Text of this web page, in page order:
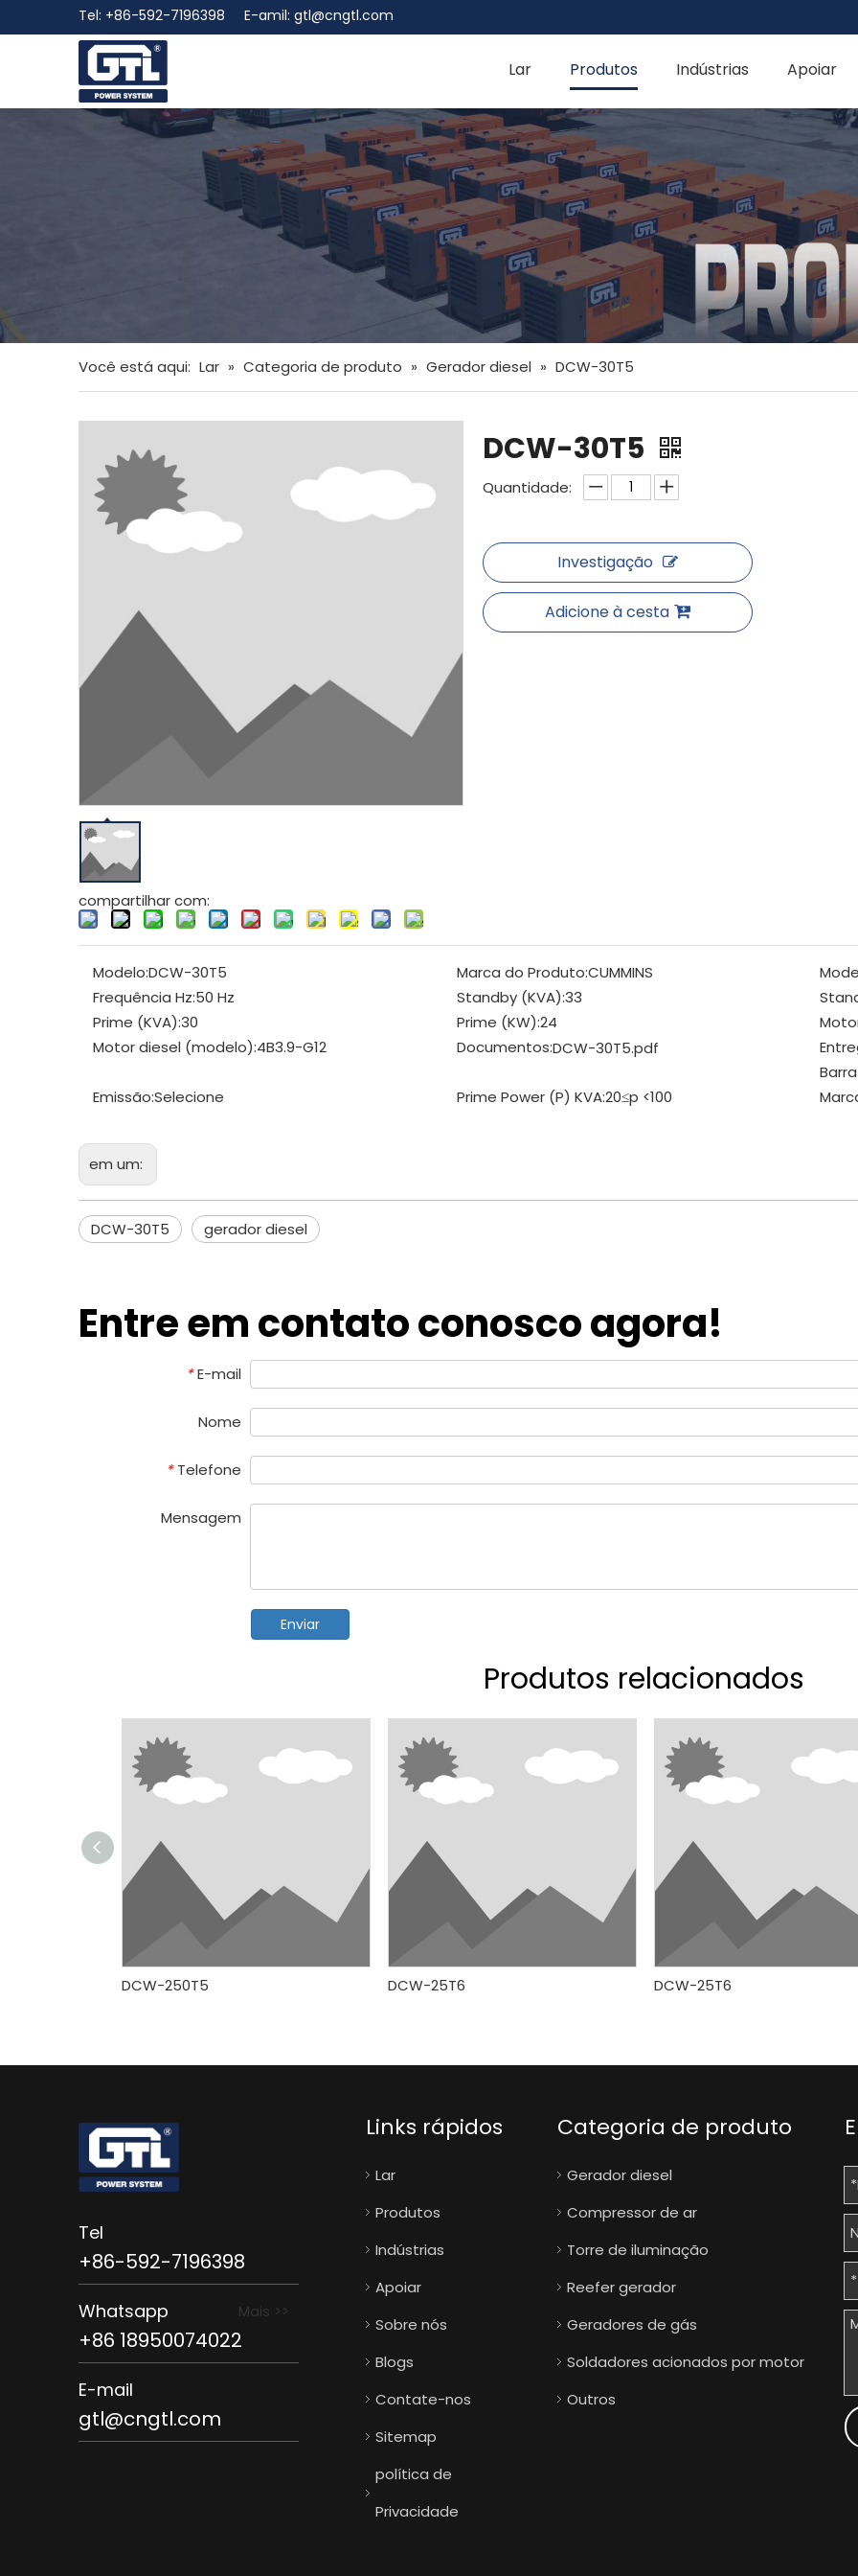
Tel: +86-592-7196398 E-amil: gtl@cngtl.com
Lar Produtos Indústrias Apoiar
Você está aqui: Lar » Categoria de produto » Gerador diesel » DCW-30T5
compartilhar com:
DCW-30T5
Quantidade:
Investigação
Adicione à cesta
Modelo:DCW-30T5 Marca do Produto:CUMMINS
Frequência Hz:50 Hz Standby (KVA):33
Prime (KVA):30 Prime (KW):24
Motor diesel (modelo):4B3.9-G12 Documentos:DCW-30T5.pdf
Emissão:Selecione Prime Power (P) KVA:20≤p <100
em um:
DCW-30T5 gerador diesel
Entre em contato conosco agora!
* E-mail
Nome
* Telefone
Mensagem
Enviar
Produtos relacionados
DCW-250T5 DCW-25T6 DCW-25T6
Tel
+86-592-7196398
Whatsapp Mais >>
+86 18950074022
E-mail
gtl@cngtl.com
Links rápidos
Lar
Produtos
Indústrias
Apoiar
Sobre nós
Blogs
Contate-nos
Sitemap
política de
Privacidade
Categoria de produto
Gerador diesel
Compressor de ar
Torre de iluminação
Reefer gerador
Geradores de gás
Soldadores acionados por motor
Outros